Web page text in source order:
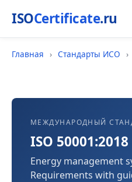
ISOCertificate.ru
Главная › Стандарты ИСО ›
МЕЖДУНАРОДНЫЙ
ISO 50001:2018
Energy management
Requirements with